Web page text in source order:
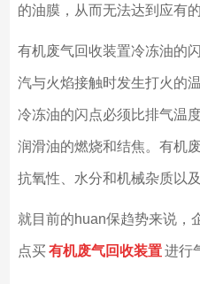
的油膜，从而无法达到应有
有机废气回收装置冷冻油的
汽与火焰接触时发生打火的
冷冻油的闪点必须比排气温
润滑油的燃烧和结焦。有机
抗氧性、水分和机械杂质以及
就目前的huan保趋势来说，
点买有机废气回收装置进行